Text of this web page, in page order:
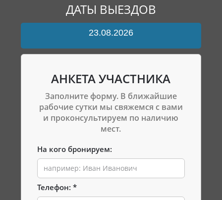
ДАТЫ ВЫЕЗДОВ
23.08.2026
АНКЕТА УЧАСТНИКА
Заполните форму. В ближайшие
рабочие сутки мы свяжемся с вами
и проконсультируем по наличию
мест.
На кого бронируем:
Телефон: